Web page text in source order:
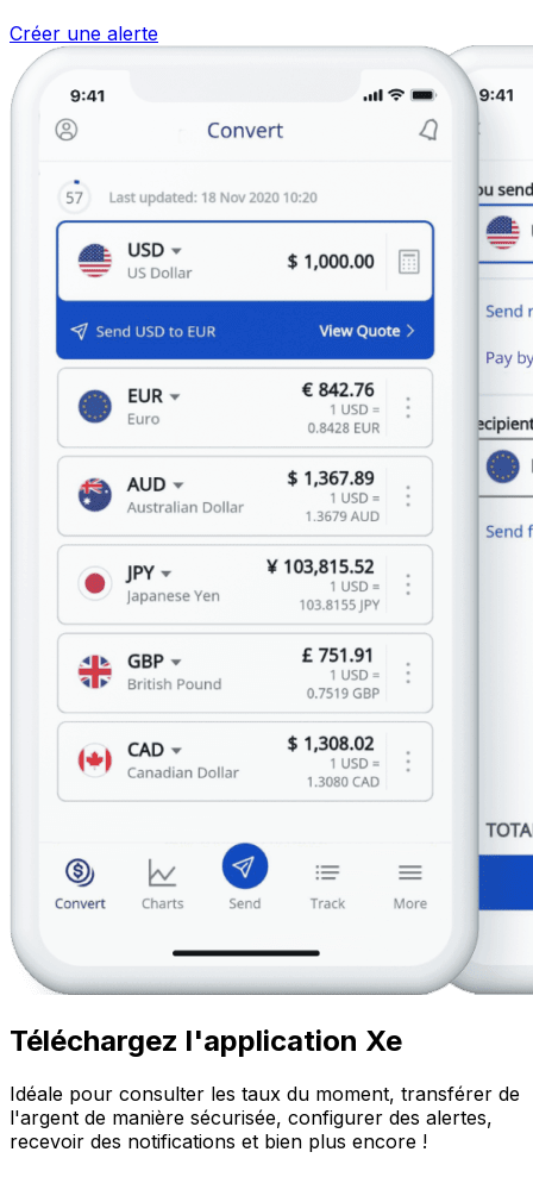
Créer une alerte
Téléchargez l'application Xe
Idéale pour consulter les taux du moment, transférer de
l'argent de manière sécurisée, configurer des alertes,
recevoir des notifications et bien plus encore !